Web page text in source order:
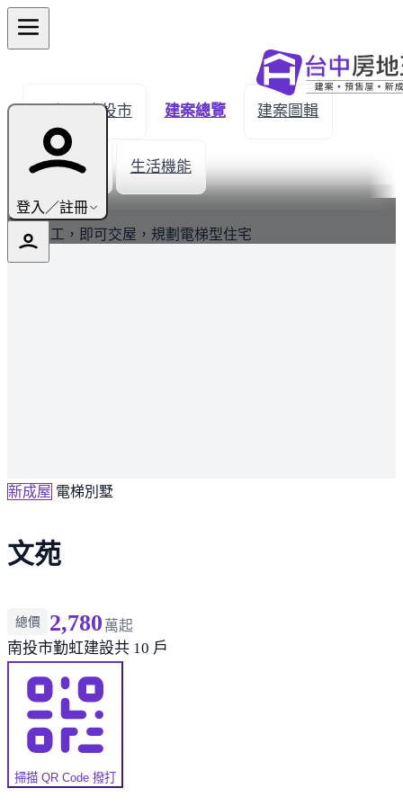
登入／註冊
← 返回南投市 建案總覽 建案圖輯
建材設備 生活機能
最新
全新完工，即可交屋，規劃電梯型住宅
新成屋 電梯別墅
文苑
總價 2,780 萬起
南投市勤虹建設共 10 戶
掃描 QR Code 撥打